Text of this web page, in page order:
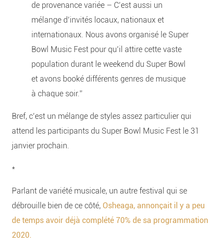
de provenance variée – C’est aussi un
mélange d’invités locaux, nationaux et
internationaux. Nous avons organisé le Super
Bowl Music Fest pour qu’il attire cette vaste
population durant le weekend du Super Bowl
et avons booké différents genres de musique
à chaque soir.”
Bref, c’est un mélange de styles assez particulier qui
attend les participants du Super Bowl Music Fest le 31
janvier prochain.
*
Parlant de variété musicale, un autre festival qui se
débrouille bien de ce côté, Osheaga, annonçait il y a peu
de temps avoir déjà complété 70% de sa programmation
2020.